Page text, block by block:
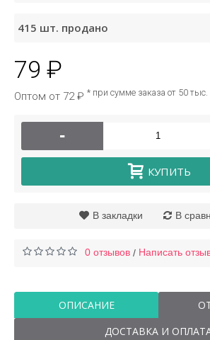
415 шт. продано
79 ₽
Оптом от 72 ₽ * при сумме заказа от 50 тыс.
-
КУПИТЬ
В закладки В
0 отзывов / Написать
ОПИСАНИЕ
ДОСТАВКА И